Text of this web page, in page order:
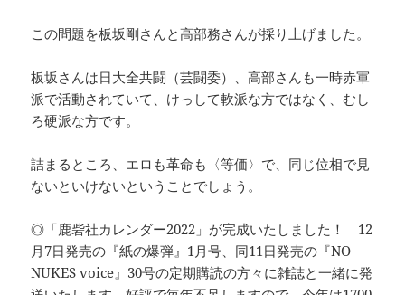
この問題を板坂剛さんと高部務さんが採り上げました。
板坂さんは日大全共闘（芸闘委）、高部さんも一時赤軍
派で活動されていて、けっして軟派な方ではなく、むし
ろ硬派な方です。
詰まるところ、エロも革命も〈等価〉で、同じ位相で見
ないといけないということでしょう。
◎「鹿砦社カレンダー2022」が完成いたしました！ 12
月7日発売の『紙の爆弾』1月号、同11日発売の『NO
NUKES voice』30号の定期購読の方々に雑誌と一緒に発